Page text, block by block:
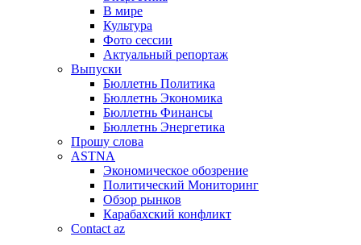
В мире
Культура
Фото сессии
Актуальный репортаж
Выпуски
Бюллетнь Политика
Бюллетнь Экономика
Бюллетнь Финансы
Бюллетнь Энергетика
Прошу слова
ASTNA
Экономическое обозрение
Политический Мониторинг
Обзор рынков
Карабахский конфликт
Contact az